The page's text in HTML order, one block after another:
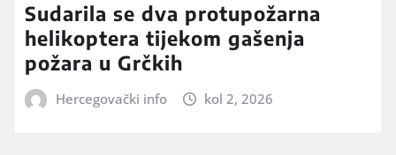
Sudarila se dva protupožarna
helikoptera tijekom gašenja
požara u Grčkih
Hercegovački info kol 2, 2026